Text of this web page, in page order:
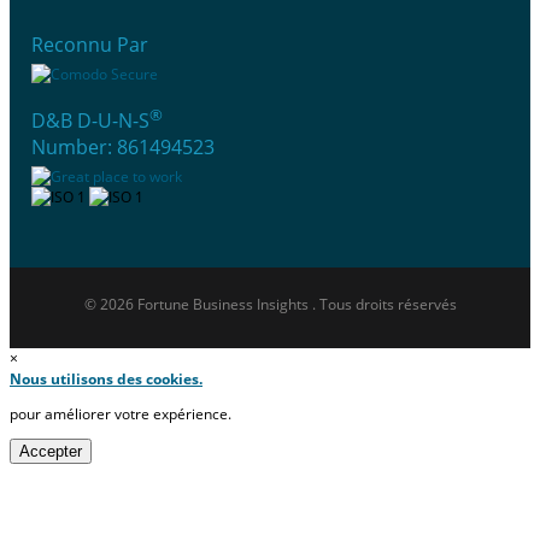
Reconnu Par
D&B D-U-N-S®
Number: 861494523
© 2026 Fortune Business Insights . Tous droits réservés
×
Nous utilisons des cookies.
pour améliorer votre expérience.
Accepter